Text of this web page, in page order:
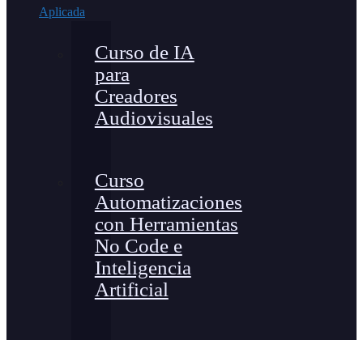
Aplicada
Curso de IA
para
Creadores
Audiovisuales
Curso
Automatizaciones
con Herramientas
No Code e
Inteligencia
Artificial